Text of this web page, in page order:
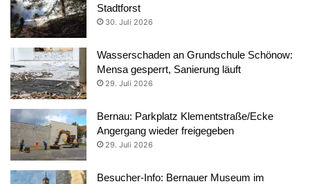
Stadtforst
30. Juli 2026
Wasserschaden an Grundschule Schönow:
Mensa gesperrt, Sanierung läuft
29. Juli 2026
Bernau: Parkplatz Klementstraße/Ecke
Angergang wieder freigegeben
29. Juli 2026
Besucher-Info: Bernauer Museum im